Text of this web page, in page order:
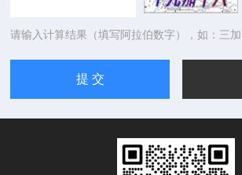
请输入计算结果（填写阿拉伯数字），如：三